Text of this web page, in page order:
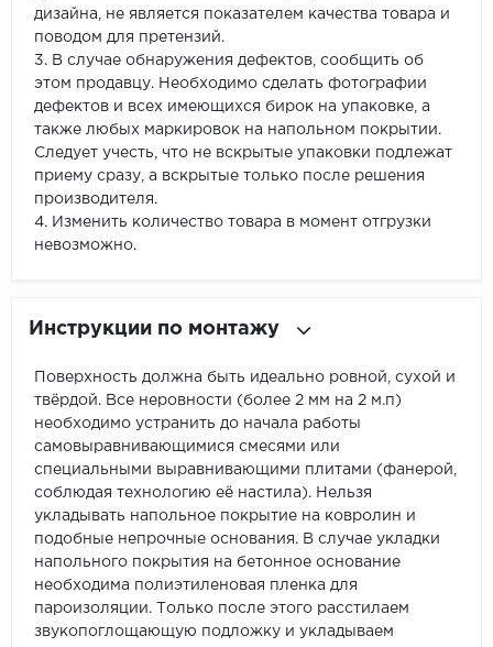
дизайна, не является показателем качества товара и
поводом для претензий.
3. В случае обнаружения дефектов, сообщить об
этом продавцу. Необходимо сделать фотографии
дефектов и всех имеющихся бирок на упаковке, а
также любых маркировок на напольном покрытии.
Следует учесть, что не вскрытые упаковки подлежат
приему сразу, а вскрытые только после решения
производителя.
4. Изменить количество товара в момент отгрузки
невозможно.
Инструкции по монтажу
Поверхность должна быть идеально ровной, сухой и
твёрдой. Все неровности (более 2 мм на 2 м.п)
необходимо устранить до начала работы
самовыравнивающимися смесями или
специальными выравнивающими плитами (фанерой,
соблюдая технологию её настила). Нельзя
укладывать напольное покрытие на ковролин и
подобные непрочные основания. В случае укладки
напольного покрытия на бетонное основание
необходима полиэтиленовая пленка для
пароизоляции. Только после этого расстилаем
звукопоглощающую подложку и укладываем